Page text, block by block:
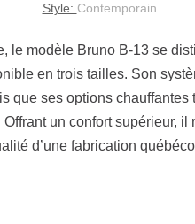
Style: Contemporain
le modèle Bruno B-13 se
en trois tailles. Son
que ses options chauffantes
un confort supérieur, il
d’une fabrication